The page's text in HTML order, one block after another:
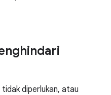
diperlukan, atau